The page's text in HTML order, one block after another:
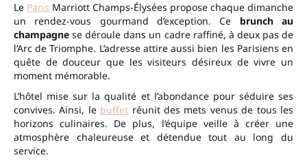
Le Paris Marriott Champs-Élysées propose chaque dimanche
un rendez-vous gourmand d’exception. Ce brunch au
champagne se déroule dans un cadre raffiné, à deux pas de
l’Arc de Triomphe. L’adresse attire aussi bien les Parisiens en
quête de douceur que les visiteurs désireux de vivre un
moment mémorable.
L’hôtel mise sur la qualité et l’abondance pour séduire ses
convives. Ainsi, le buffet réunit des mets venus de tous les
horizons culinaires. De plus, l’équipe veille à créer une
atmosphère chaleureuse et détendue tout au long du
service.